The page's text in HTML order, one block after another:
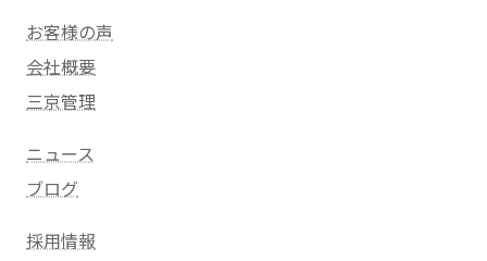
お客様の声
会社概要
三京管理
ニュース
ブログ
採用情報